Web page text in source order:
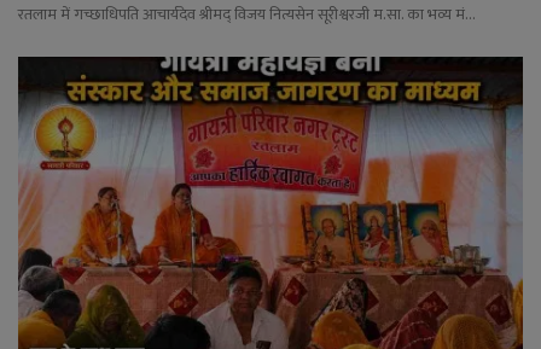
रतलाम में गच्छाधिपति आचार्यदेव श्रीमद् विजय नित्यसेन सूरीश्वरजी म.सा. का भव्य मं...